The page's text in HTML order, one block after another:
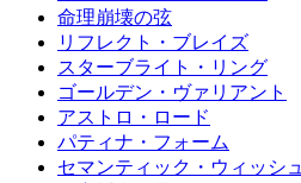
命理崩壊の弦
リフレクト・ブレイズ
スターブライト・リング
ゴールデン・ヴァリアント
アストロ・ロード
パティナ・フォーム
セマンティック・ウィッシュ